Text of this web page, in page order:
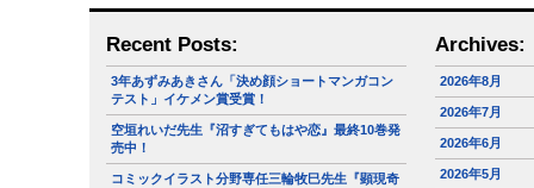
Recent Posts:
3年あずみあきさん「決め顔ショートマンガコン
テスト」イケメン賞受賞！
空垣れいだ先生『沼すぎてもはや恋』最終10巻発
売中！
コミックイラスト分野専任三輪牧巳先生『顕現奇
Archives:
2026年8月
2026年7月
2026年6月
2026年5月